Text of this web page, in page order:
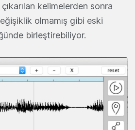
kelimelerden sonra
olmamış gibi eski
birleştirebiliyor.